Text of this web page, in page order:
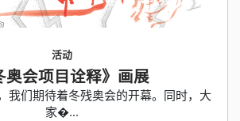
活动
奥会项目诠释》画展
我们期待着冬残奥会的开幕。同时，大
家�...